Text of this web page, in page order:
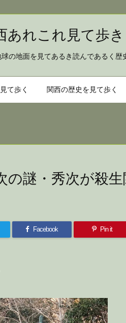
西あれこれ見
の地面を見てあるき読んであるく歴
て歩く 関西の歴史を見て歩く
の謎・秀次が殺
Facebook Pin it